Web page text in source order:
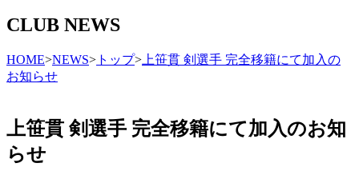
CLUB NEWS
HOME>NEWS> トップ> 上笹貫 剣選手 完全移籍にて加入の
お知らせ
上笹貫 剣選手 完全移籍にて加入のお知
らせ